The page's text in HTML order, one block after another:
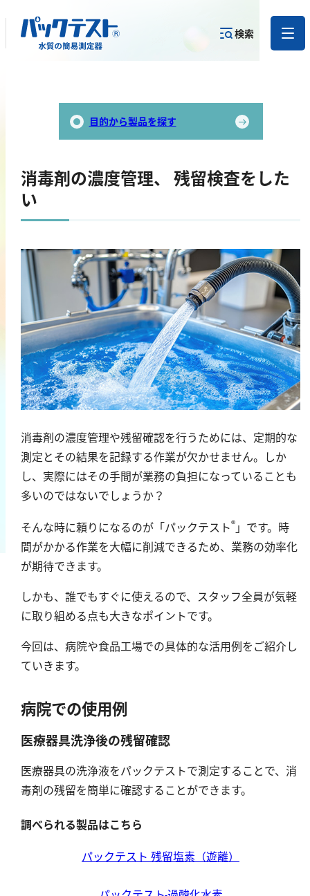
検索
目的から製品を探す
消毒剤の濃度管理、 残留検査をした
い
消毒剤の濃度管理や残留確認を行うためには、定期的な
測定とその結果を記録する作業が欠かせません。しか
し、実際にはその手間が業務の負担になっていることも
多いのではないでしょうか？
そんな時に頼りになるのが「パックテスト® 」です。時
間がかかる作業を大幅に削減できるため、業務の効率化
が期待できます。
しかも、誰でもすぐに使えるので、スタッフ全員が気軽
に取り組める点も大きなポイントです。
今回は、病院や食品工場での具体的な活用例をご紹介し
ていきます。
病院での使用例
医療器具洗浄後の残留確認
医療器具の洗浄液をパックテストで測定することで、消
毒剤の残留を簡単に確認することができます。
調べられる製品はこちら
パックテスト 残留塩素（遊離）
製品を探す
で探す
亜鉛
金
銀
クロム
鉄
銅
鉛
ニッケル
マンガン
モリブデン
金属総量
有機汚濁
BOD
COD
過マンガン酸カリウム消費量
TOC
硬度
カルシウム
マグネシウム
塩素
亜塩素酸ナトリウム
二酸化塩素
遊離残留塩素